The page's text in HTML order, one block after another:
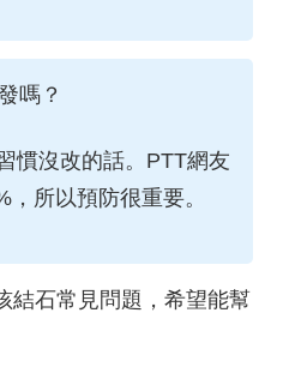
嗎？
慣沒改的話。PTT網友
所以預防很重要。
結石常見問題，希望能幫